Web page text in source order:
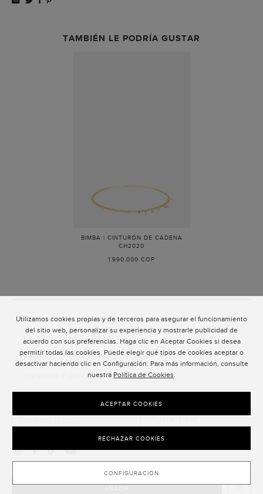
Utilizamos cookies propias y de terceros para asegurar el funcionamiento
del sitio web, personalizar su experiencia y mostrarle publicidad de
acuerdo con sus preferencias. Haga clic en Aceptar Cookies si desea
permitir todas las cookies. Puede elegir qué tipos de cookies aceptar o
desactivar haciendo clic en Configuración. Para más información, consulte
nuestra Política de Cookies.
CONFIGURACIÓN
RECHAZAR COOKIES
ACEPTAR COOKIES
TAMBIÉN LE PODRÍA GUSTAR
BIMBA | CINTURÓN DE CADENA
CH2020
1.990.000 COP
ATENCIÓN AL CLIENTE
POLÍTICA DE PRIVACIDAD
TÉRMINOS Y CONDICIONES DE USO
TÉRMINOS Y CONDICIONES DE VENTA
SUSCRIPCIÓN AL NEWSLETTER